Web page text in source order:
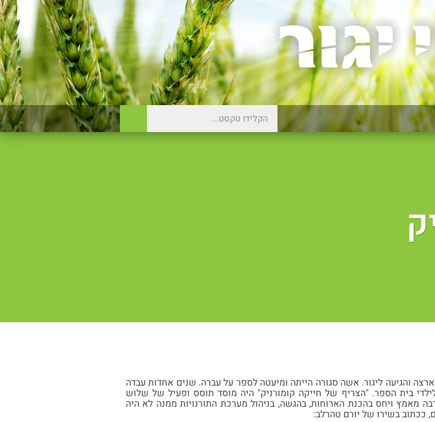
בשנת 1913 בפולין, וב-1935 עלתה ארצה והגיעה ליגור. אשה סגורה הייתה ומיעטה לספר על עברה. שנים אחדות עבדה
בית הספר. "הצריף של חייקה קומורניק" היה מוסד תוסס ופעיל של שלוש
מאמץ ויחס בהכנת הארוחות, בהגשה, בניהול מערכת התורנויות ממנה לא היה
ככתוב בשירו של יורם טהרלב: